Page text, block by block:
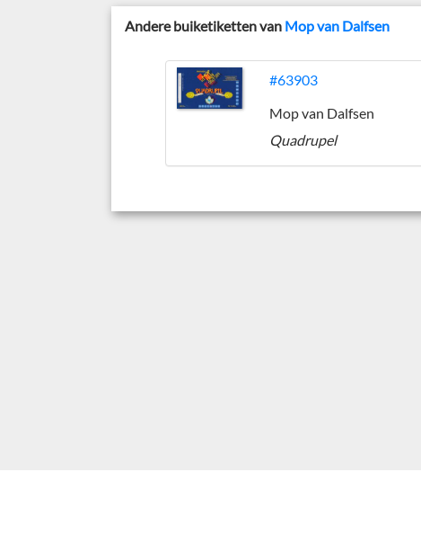
Andere buiketiketten van Mop van Dalfsen
#63903
Mop van Dalfsen
Quadrupel